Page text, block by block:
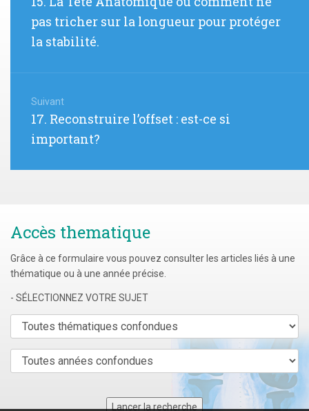
l’article
:pas tricher sur la longueur pour protéger
la stabilité.
Suivant
Article
:
17. Reconstruire l’offset : est-ce si
important?
Accès thematique
Grâce à ce formulaire vous pouvez consulter les articles liés à une
thématique ou à une année précise.
- SÉLECTIONNEZ VOTRE SUJET